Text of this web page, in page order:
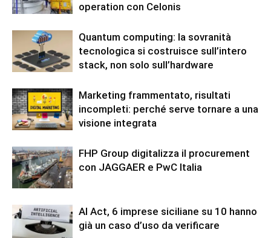
operation con Celonis
Quantum computing: la sovranità
tecnologica si costruisce sull’intero
stack, non solo sull’hardware
Marketing frammentato, risultati
incompleti: perché serve tornare a una
visione integrata
FHP Group digitalizza il procurement
con JAGGAER e PwC Italia
AI Act, 6 imprese siciliane su 10 hanno
già un caso d’uso da verificare